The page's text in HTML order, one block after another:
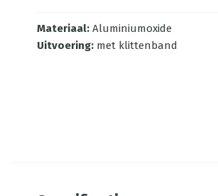
Materiaal: Aluminiumoxide
Uitvoering: met klittenband